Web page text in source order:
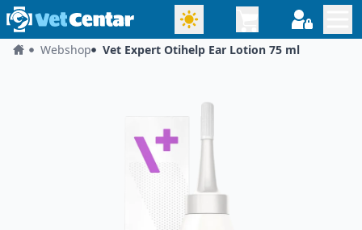
Webshop Vet Expert Otihelp Ear Lotion 75 ml